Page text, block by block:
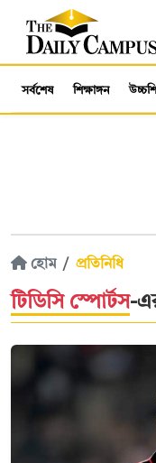
সর্বশেষ শিক্ষাঙ্গন
হোম প্রতিনিধি
টিডিসি স্পোর্টস-